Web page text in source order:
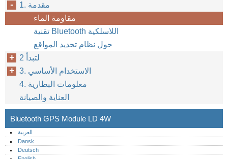
1. مقدمة
مقاومة الماء
تقنية Bluetooth اللاسلكية
حول نظام تحديد المواقع
2 لتبدأ
3. الاستخدام الأساسي
4. معلومات البطارية
العناية والصيانة
Bluetooth GPS Module LD 4W
العربية
Dansk
Deutsch